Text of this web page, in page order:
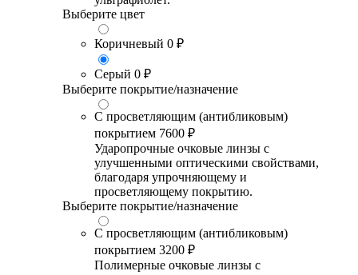
Выберите цвет
Коричневый 0 ₽
Серый 0 ₽
Выберите покрытие/назначение
С просветляющим (антибликовым)
покрытием 7600 ₽
Ударопрочные очковые линзы с
улучшенными оптическими свойствами,
благодаря упрочняющему и
просветляющему покрытию.
Выберите покрытие/назначение
С просветляющим (антибликовым)
покрытием 3200 ₽
Полимерные очковые линзы с